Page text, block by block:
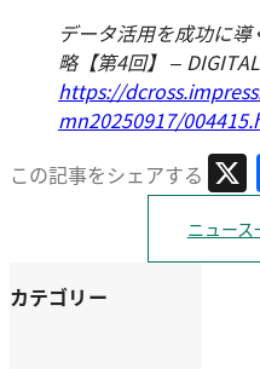
データ活用を成功に
略【第4回】 –
https://
mn20250917/
この記事をシェアする
ニュー
カテゴリー